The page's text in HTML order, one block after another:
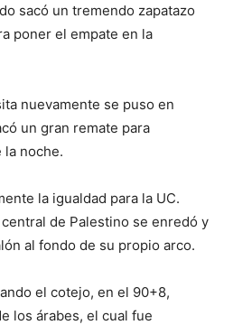
sacó un tremendo zapatazo
poner el empate en la
nuevamente se puso en
un gran remate para
noche.
la igualdad para la UC.
de Palestino se enredó y
al fondo de su propio arco.
el cotejo, en el 90+8,
los árabes, el cual fue